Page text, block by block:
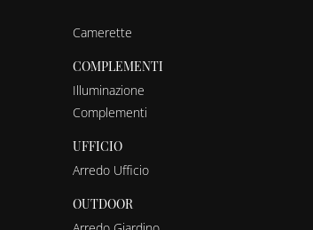
Camerette
COMPLEMENTI
Illuminazione
Complementi
UFFICIO
Arredo Ufficio
OUTDOOR